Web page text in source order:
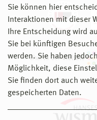
Sie können hier
Interaktionen mit dieser
Ihre Entscheidung wird
Sie bei künftigen
werden. Sie haben
Möglichkeit, diese
Sie finden dort auch
gespeicherten Daten.